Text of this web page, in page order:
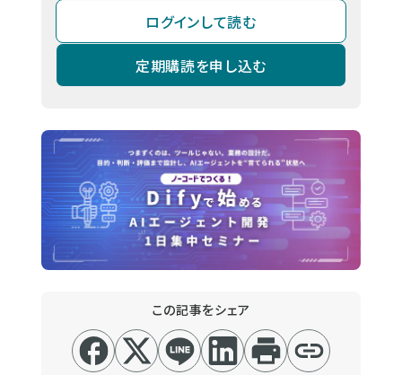
ログインして読む
定期購読を申し込む
この記事をシェア